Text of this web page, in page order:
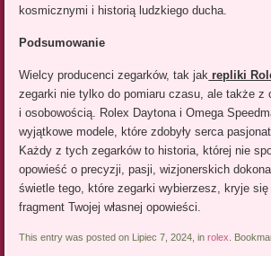
kosmicznymi i historią ludzkiego ducha.
Podsumowanie
Wielcy producenci zegarków, tak jak repliki
zegarki nie tylko do pomiaru czasu, ale także z
i osobowością. Rolex Daytona i Omega
wyjątkowe modele, które zdobyły serca
Każdy z tych zegarków to historia, której nie
opowieść o precyzji, pasji, wizjonerskich
świetle tego, które zegarki wybierzesz, kryje się
fragment Twojej własnej opowieści.
This entry was posted on Lipiec 7, 2024, inrolex .